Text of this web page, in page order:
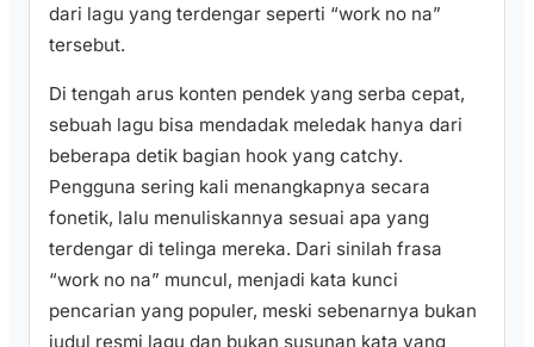
dari lagu yang terdengar seperti “work no na”
tersebut.
Di tengah arus konten pendek yang serba cepat,
sebuah lagu bisa mendadak meledak hanya dari
beberapa detik bagian hook yang catchy.
Pengguna sering kali menangkapnya secara
fonetik, lalu menuliskannya sesuai apa yang
terdengar di telinga mereka. Dari sinilah frasa
“work no na” muncul, menjadi kata kunci
pencarian yang populer, meski sebenarnya bukan
judul resmi lagu dan bukan susunan kata yang